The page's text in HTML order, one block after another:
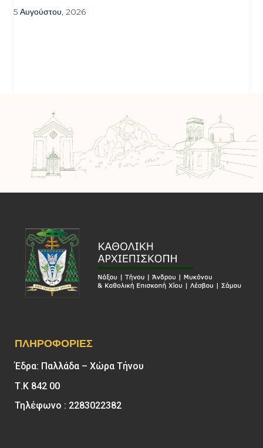
5 Αυγούστου, 2026
ΠΛΗΡΟΦΟΡΊΕΣ
Έδρα: Παλλάδα – Χώρα Τήνου
Τ.Κ 842 00
Τηλέφωνο : 2283022382